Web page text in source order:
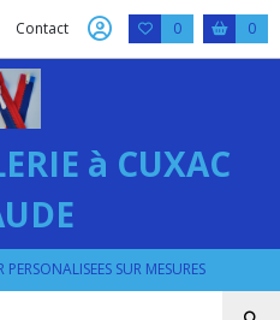
Contact 0 0
à CUXAC
SUR MESURES